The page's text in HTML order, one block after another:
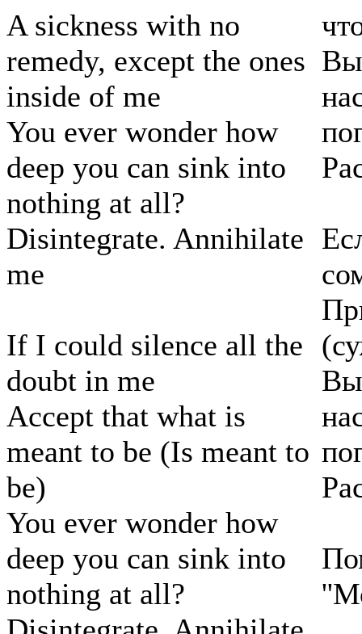
A sickness with no
remedy, except the ones
inside of me
You ever wonder how
deep you can sink into
nothing at all?
Disintegrate. Annihilate
me
If I could silence all the
doubt in me
Accept that what is
meant to be (Is meant to
be)
You ever wonder how
deep you can sink into
nothing at all?
Вы
Вы